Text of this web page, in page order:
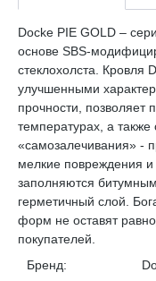
Docke PIE GOLD –
основе SBS-
стеклохолста. Кровля
улучшенными
прочности, позволяет
температурах, а
«самозалечивания» -
мелкие повреждения
заполняются
герметичный слой.
форм не оставят
покупателей.
Бренд: